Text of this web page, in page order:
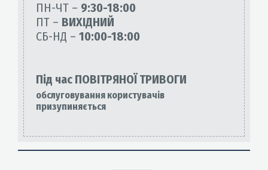
ПН-ЧТ – 9:30-18:00
ПТ – ВИХІДНИЙ
СБ-НД – 10:00-18:00
Під час ПОВІТРЯНОЇ ТРИВОГИ
обслуговування користувачів
призупиняється